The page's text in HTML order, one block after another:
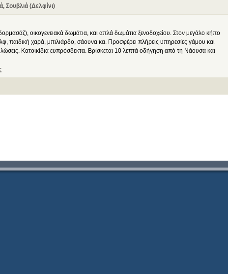
Σουβλιά (Δελφίνι)
οικογενειακά δωμάτια, και απλά δωμάτια ξενοδοχείου. Στον μεγάλο κήπο
παιδική χαρά, μπιλιάρδο, σάουνα κα. Προσφέρει πλήρεις υπηρεσίες γάμου και
Κατοικίδια ευπρόσδεκτα. Βρίσκεται 10 λεπτά οδήγηση από τη Νάουσα και